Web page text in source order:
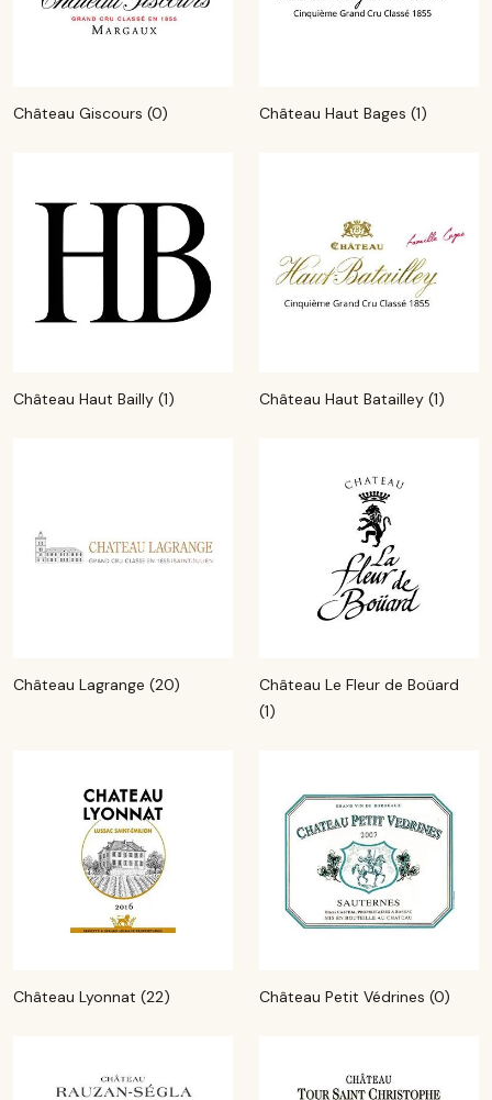
Château Giscours (0) Château Haut Bages (1)
Château Haut Bailly (1) Château Haut Batailley (1)
Château Lagrange (20)
Château Le Fleur de Boüard
(1)
Château Lyonnat (22) Château Petit Védrines (0)